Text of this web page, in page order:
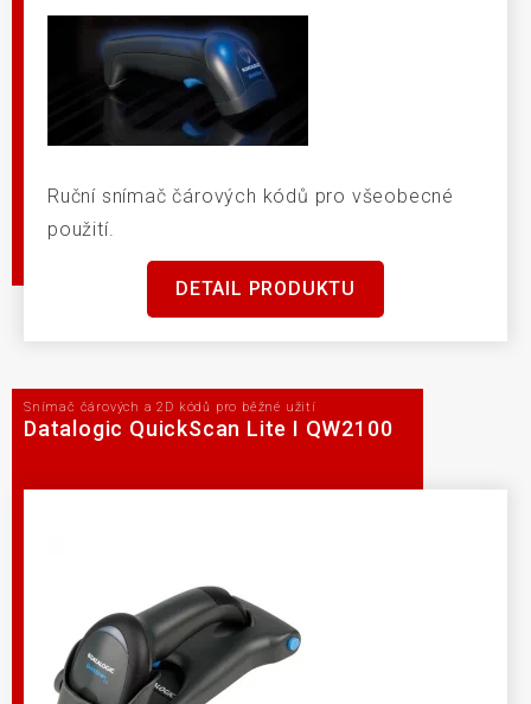
Ruční snímač čárových kódů pro všeobecné
použití.
DETAIL PRODUKTU
Snímač čárových a 2D kódů pro běžné užití
Datalogic QuickScan Lite I QW2100